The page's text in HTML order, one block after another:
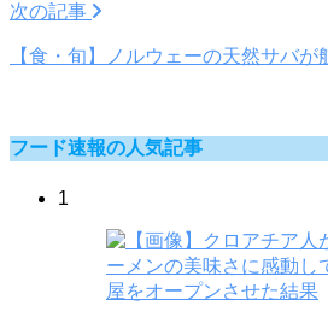
次の記事
【食・旬】ノルウェーの天然サバ
フード速報の人気記事
1